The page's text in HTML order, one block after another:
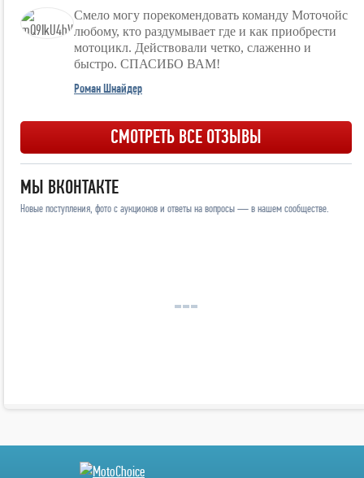
Смело могу порекомендовать команду Моточойс
любому, кто раздумывает где и как приобрести
мотоцикл. Действовали четко, слаженно и
быстро. СПАСИБО ВАМ!
Роман Шнайдер
СМОТРЕТЬ ВСЕ ОТЗЫВЫ
МЫ ВКОНТАКТЕ
Новые поступления, фото с аукционов и ответы на вопросы — в нашем сообществе.